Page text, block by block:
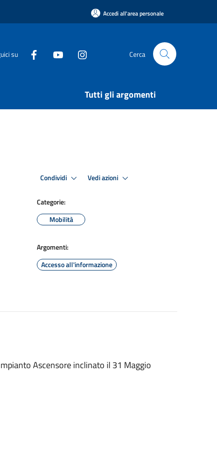
Accedi all'area personale
su Cerca
Tutti gli argomenti
Condividi Vedi azioni
Categorie:
Mobilità
Argomenti:
Accesso all'informazione
Ascensore inclinato il 31 Maggio